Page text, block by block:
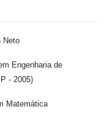
Neto
Engenharia de
- 2005)
Matemática